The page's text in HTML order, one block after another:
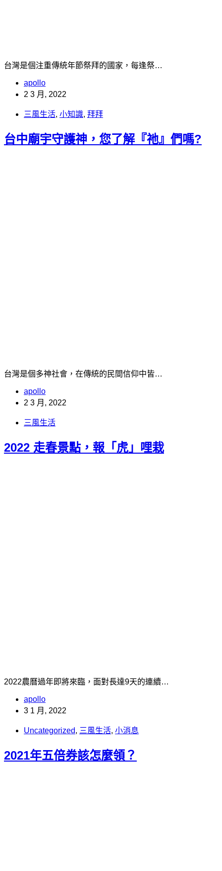
台灣是個注重傳統年節祭拜的國家，每逢祭…
apollo
2 3 月, 2022
三風生活, 小知識, 拜拜
台中廟宇守護神，您了解『祂』們嗎?
台灣是個多神社會，在傳統的民間信仰中皆…
apollo
2 3 月, 2022
三風生活
2022 走春景點，報「虎」哩栽
2022農曆過年即將來臨，面對長達9天的連續…
apollo
3 1 月, 2022
Uncategorized, 三風生活, 小消息
2021年五倍券該怎麼領？